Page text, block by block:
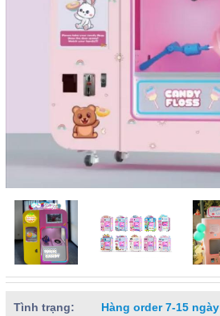
Tình trạng:
Hàng order 7-15 ngày